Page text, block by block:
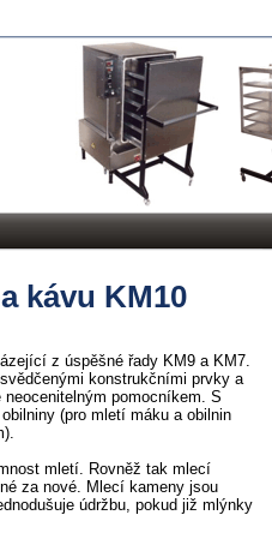
kávu KM10
z úspěšné řady KM9 a KM7.
konstrukčními prvky a
pomocníkem. S
(pro mletí máku a obilnin
mletí. Rovněž tak mlecí
za nové. Mlecí kameny jsou
údržbu, pokud již mlýnky